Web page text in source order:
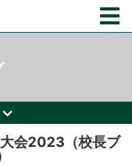
会2023（校長ブ